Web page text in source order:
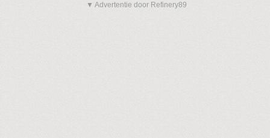
▼ Advertentie door Refinery89